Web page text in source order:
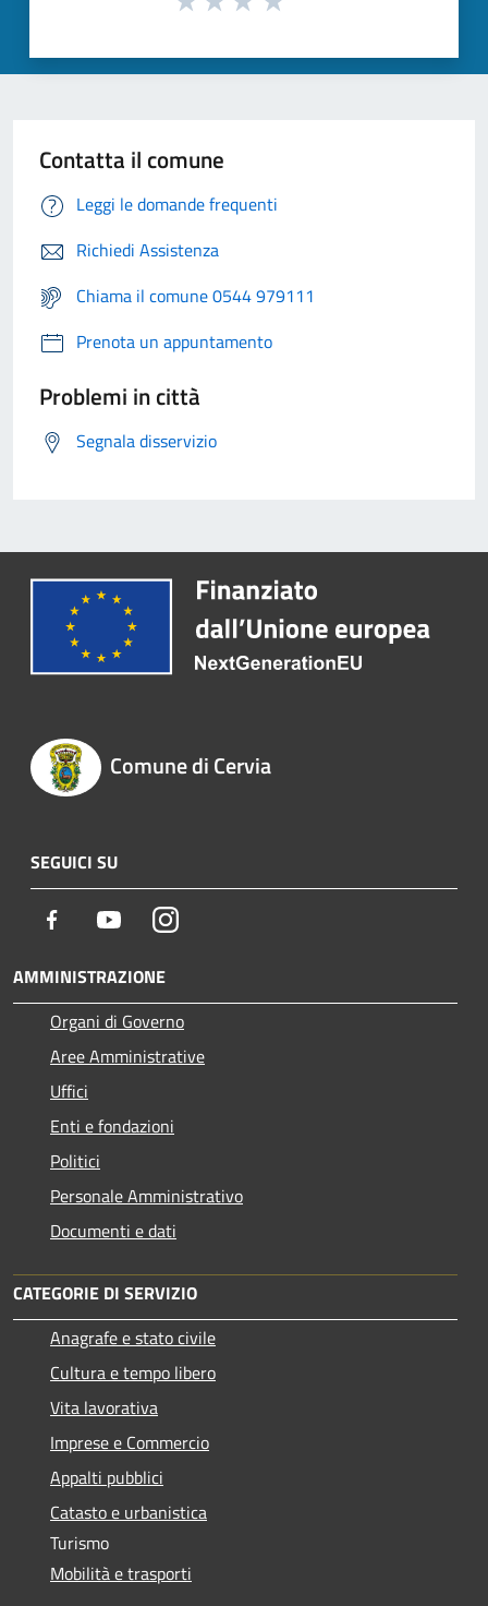
Contatta il comune
Leggi le domande frequenti
Richiedi Assistenza
Chiama il comune 0544 979111
Prenota un appuntamento
Problemi in città
Segnala disservizio
Comune di Cervia
SEGUICI SU
Facebook YoutubeInstagram
AMMINISTRAZIONE
Organi di Governo
Aree Amministrative
Uffici
Enti e fondazioni
Politici
Personale Amministrativo
Documenti e dati
CATEGORIE DI SERVIZIO
Anagrafe e stato civile
Cultura e tempo libero
Vita lavorativa
Imprese e Commercio
Appalti pubblici
Catasto e urbanistica
Turismo
Mobilità e trasporti